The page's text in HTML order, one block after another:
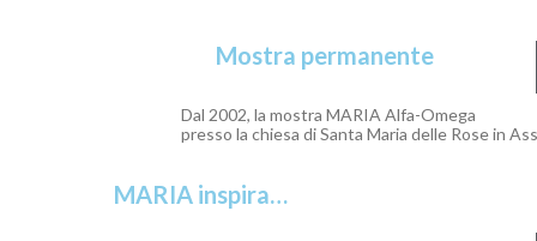
Mostra permanente
Dal 2002, la mostra MARIA Alfa-Omega
presso la chiesa di Santa Maria delle Rose in Assisi.
MARIA inspira…